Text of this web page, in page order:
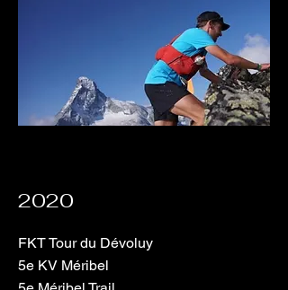
2020
FKT Tour du Dévoluy
5e KV Méribel